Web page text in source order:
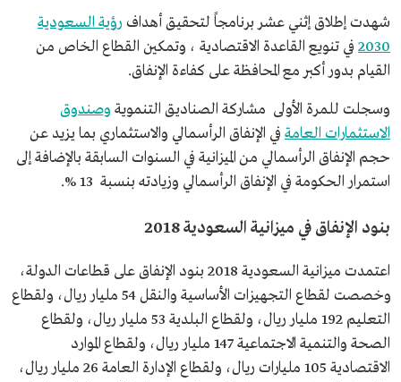
شهدت إطلاق إثني عشر برنامجاً لتحقيق أهداف رؤية السعودية
2030 في تنويع القاعدة الاقتصادية ، وتمكين القطاع الخاص من
القيام بدور أكبر مع المحافظة على كفاءة الإنفاق.
وسجلت للمرة الأولى مشاركة الصناديق التنموية وصندوق
الاستثمارات العامة في الإنفاق الرأسمالي والاستثماري بما يزيد عن
حجم الإنفاق الرأسمالي من الميزانية في السنوات السابقة بالإضافة إلى
استمرار الحكومة في الإنفاق الرأسمالي وزيادته بنسبة 13 %.
بنود الإنفاق في ميزانية السعودية 2018
اعتمدت ميزانية السعودية 2018 بنود الإنفاق على قطاعات الدولة،
وخصصت لقطاع التجهيزات الأساسية والنقل 54 مليار ريال، ولقطاع
التعليم 192 مليار ريال، ولقطاع البلدية 53 مليار ريال، ولقطاع
الصحة والتنمية الاجتماعية 147 مليار ريال، ولقطاع الموارد
الاقتصادية 105 مليارات ريال، ولقطاع الإدارة العامة 26 مليار ريال،